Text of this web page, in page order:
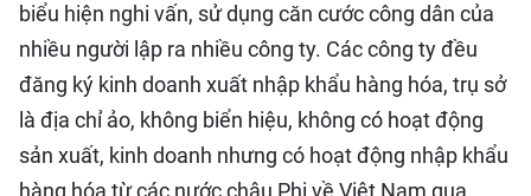
biểu hiện nghi vấn, sử dụng căn cước công dân của
nhiều người lập ra nhiều công ty. Các công ty đều
đăng ký kinh doanh xuất nhập khẩu hàng hóa, trụ sở
là địa chỉ ảo, không biển hiệu, không có hoạt động
sản xuất, kinh doanh nhưng có hoạt động nhập khẩu
hàng hóa từ các nước châu Phi về Việt Nam qua